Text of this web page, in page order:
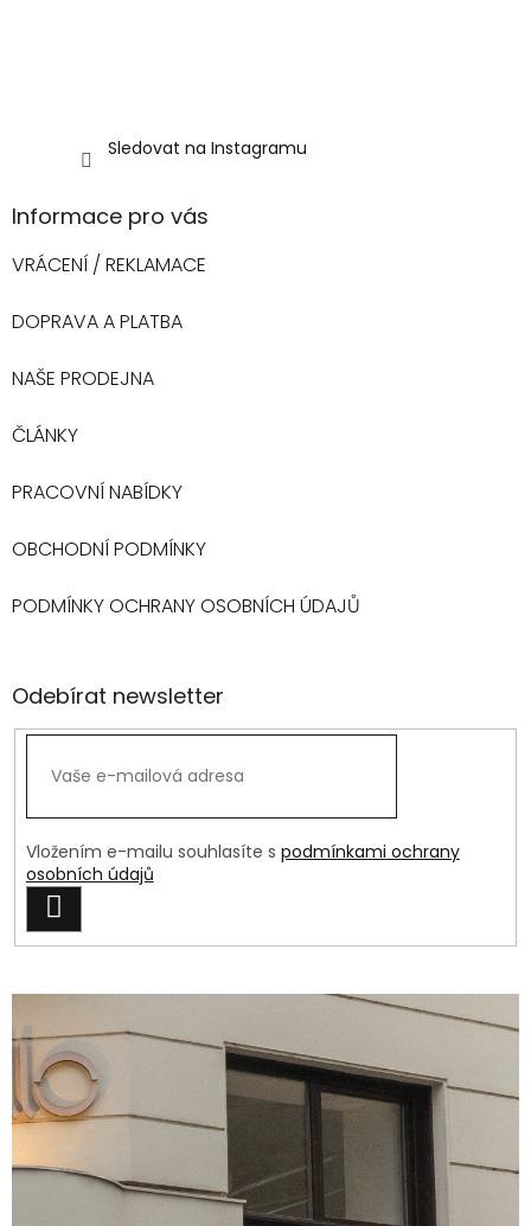
Sledovat na Instagramu
Informace pro vás
VRÁCENÍ / REKLAMACE
DOPRAVA A PLATBA
NAŠE PRODEJNA
ČLÁNKY
PRACOVNÍ NABÍDKY
OBCHODNÍ PODMÍNKY
PODMÍNKY OCHRANY OSOBNÍCH ÚDAJŮ
Odebírat newsletter
Vložením e-mailu souhlasíte s podmínkami ochrany
osobních údajů
SE